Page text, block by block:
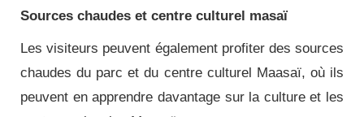
Sources chaudes et centre culturel masaï
Les visiteurs peuvent également profiter des sources
chaudes du parc et du centre culturel Maasaï, où ils
peuvent en apprendre davantage sur la culture et les